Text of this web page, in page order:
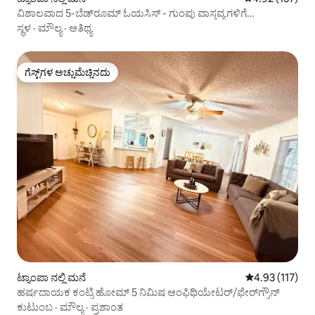
ವಿಶಾಲವಾದ 5-ಬೆಡ್‌ರೂಮ್ ಓಯಸಿಸ್ - ಗುಂಪು ವಾಸ್ತವ್ಯಗಳಿಗೆ
ಅದ್ಭುತವಾಗಿದೆ!
ಸ್ಥಳ · ಮೌಲ್ಯ· ಆತಿಥ್ಯ
ಗೆಸ್ಟ್‌ಗಳ ಅಚ್ಚುಮೆಚ್ಚಿನದು
ಗೆಸ್ಟ್‌ಗಳ ಅಚ್ಚುಮೆಚ್ಚಿನದು
ಟ್ಯಾಂಪಾ ನಲ್ಲಿ ಮನೆ 5 ರಲ್ಲಿ 4.93
4.93 (117)
ಹರ್ಷದಾಯಕ ಕಂಟ್ರಿ ಹೋಮ್ 5 ನಿಮಿಷ ಆಂಫಿಥಿಯೇಟರ್/ಫೇರ್‌ಗ್ರೌನ್
ಕುಟುಂಬ · ಮೌಲ್ಯ· ಪ್ರಶಾಂತ